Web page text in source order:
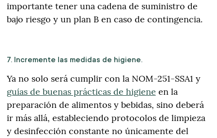
importante tener una cadena de suministro de
bajo riesgo y un plan B en caso de contingencia.
7. Incremente las medidas de higiene.
Ya no solo será cumplir con la NOM-251-SSA1 y
guías de buenas prácticas de higiene en la
preparación de alimentos y bebidas, sino deberá
ir más allá, estableciendo protocolos de limpieza
y desinfección constante no únicamente del